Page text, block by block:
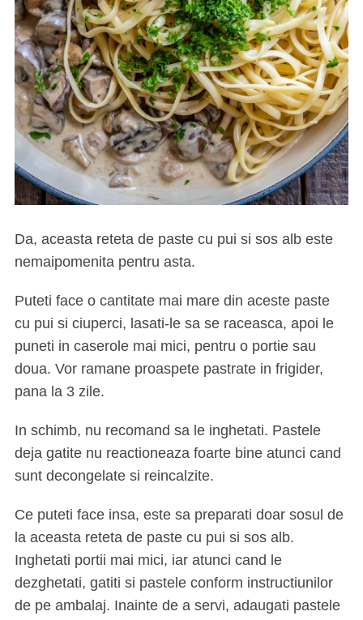
Da, aceasta reteta de paste cu pui si sos alb este
nemaipomenita pentru asta.
Puteti face o cantitate mai mare din aceste paste
cu pui si ciuperci, lasati-le sa se raceasca, apoi le
puneti in caserole mai mici, pentru o portie sau
doua. Vor ramane proaspete pastrate in frigider,
pana la 3 zile.
In schimb, nu recomand sa le inghetati. Pastele
deja gatite nu reactioneaza foarte bine atunci cand
sunt decongelate si reincalzite.
Ce puteti face insa, este sa preparati doar sosul de
la aceasta reteta de paste cu pui si sos alb.
Inghetati portii mai mici, iar atunci cand le
dezghetati, gatiti si pastele conform instructiunilor
de pe ambalaj. Inainte de a servi, adaugati pastele